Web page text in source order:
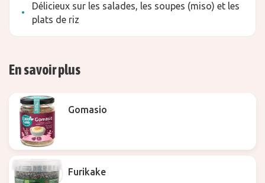
Délicieux sur les salades, les soupes (miso) et les
plats de riz
En savoir plus
Gomasio
Furikake